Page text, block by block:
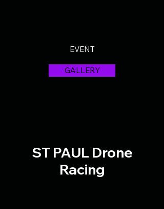
EVENT
GALLERY
ST PAUL Drone
Racing